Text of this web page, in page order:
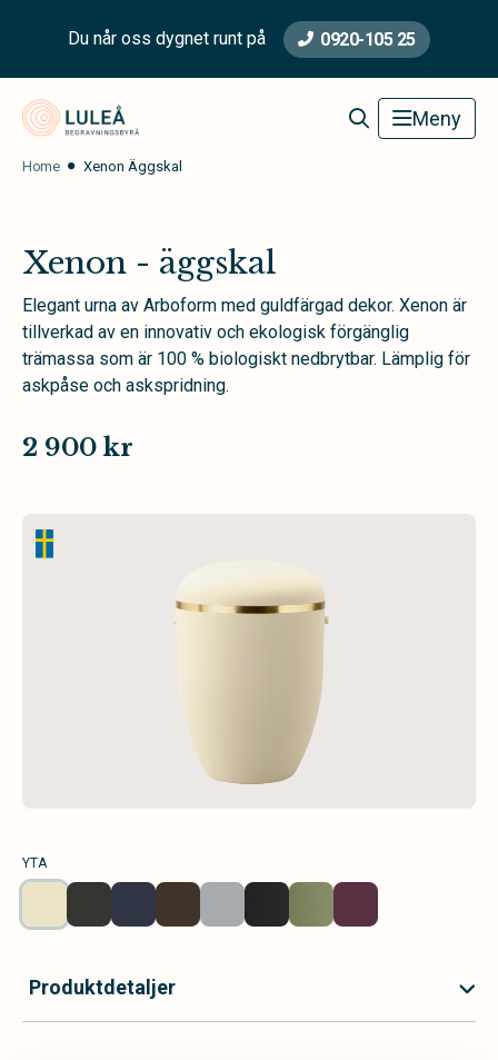
Du når oss dygnet runt på 0920-105 25
Meny
Home Xenon Äggskal
Xenon - äggskal
Elegant urna av Arboform med guldfärgad dekor. Xenon är
tillverkad av en innovativ och ekologisk förgänglig
trämassa som är 100 % biologiskt nedbrytbar. Lämplig för
askpåse och askspridning.
2 900 kr
YTA
Produktdetaljer